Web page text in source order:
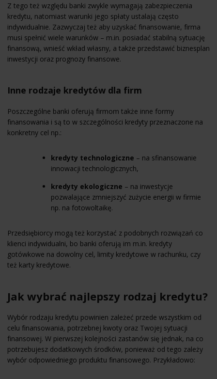
Z tego też względu banki zwykle wymagają zabezpieczenia
kredytu, natomiast warunki jego spłaty ustalają często
indywidualnie. Zazwyczaj też aby uzyskać finansowanie, firma
musi spełnić wiele warunków – m.in. posiadać stabilną sytuację
finansową, wnieść wkład własny, a także przedstawić biznesplan
inwestycji oraz prognozy finansowe.
Inne rodzaje kredytów dla firm
Poszczególne banki oferują firmom także inne formy
finansowania i są to w szczególności kredyty przeznaczone na
konkretny cel np.:
kredyty technologiczne – na sfinansowanie
innowacji technologicznych,
kredyty ekologiczne – na inwestycje
pozwalające zmniejszyć zużycie energii w firmie
np. na fotowoltaikę.
Przedsiębiorcy mogą też korzystać z podobnych rozwiązań co
klienci indywidualni, bo banki oferują im m.in. kredyty
gotówkowe na dowolny cel, limity kredytowe w rachunku, czy
też karty kredytowe.
Jak wybrać najlepszy rodzaj kredytu?
Wybór rodzaju kredytu powinien zależeć przede wszystkim od
celu finansowania, potrzebnej kwoty oraz Twojej sytuacji
finansowej. W pierwszej kolejności zastanów się jednak, na co
potrzebujesz dodatkowych środków, ponieważ od tego zależy
wybór odpowiedniego produktu finansowego. Przykładowo: